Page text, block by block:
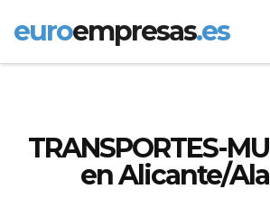
euroempresas.es
TRANSPORTES-
en Alicante/